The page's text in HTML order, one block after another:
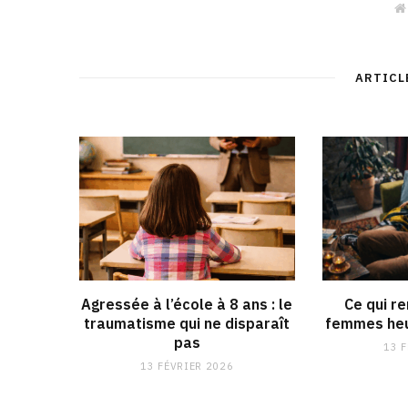
t
Agressée à l’école à 8 ans : le
traumatisme qui ne disparaît
pas
13 FÉVRIER 2026
Ce qui
femmes
13